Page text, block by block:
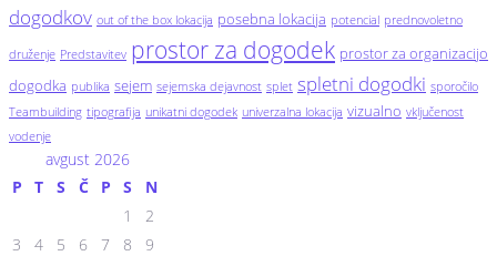
dogodkov out of the box lokacija posebna lokacija potencial prednovoletno
druženje Predstavitev prostor za dogodek prostor za organizacijo
dogodka publika sejem sejemska dejavnost splet spletni dogodki sporočilo
Teambuilding tipografija unikatni dogodek univerzalna lokacija vizualno vključenost
vodenje
avgust 2026
P
T S Č P S
N
1
2
3
4 5 6 7 8
9